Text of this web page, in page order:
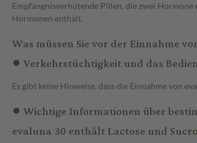
Empfängnisverhütende Pillen, die zwei Hormone
Hormonen enthält.
Was müssen Sie vor der Einnahme
● Verkehrstüchtigkeit und das
Es gibt keine Hinweise, dass die Einnahme von
● Wichtige Informationen über
evaluna 30 enthält Lactose und